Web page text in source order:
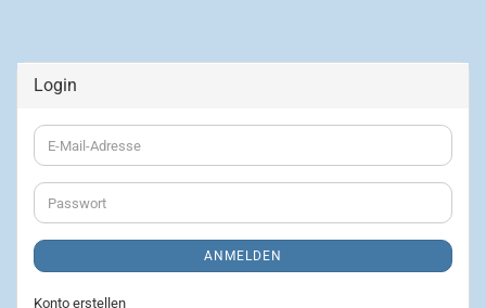
Login
E-
Mail-
Adresse
Passwort
ANMELDEN
Konto erstellen